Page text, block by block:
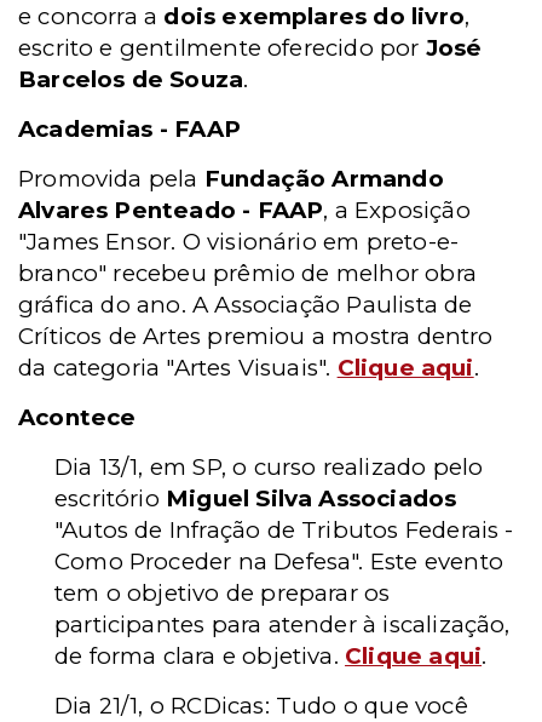
e concorra a dois exemplares do livro,
escrito e gentilmente oferecido por José
Barcelos de Souza.
Academias - FAAP
Promovida pela Fundação Armando
Alvares Penteado - FAAP, a Exposição
"James Ensor. O visionário em preto-e-
branco" recebeu prêmio de melhor obra
gráfica do ano. A Associação Paulista de
Críticos de Artes premiou a mostra dentro
da categoria "Artes Visuais". Clique aqui.
Acontece
Dia 13/1, em SP, o curso realizado pelo
escritório Miguel Silva Associados
"Autos de Infração de Tributos Federais -
Como Proceder na Defesa". Este evento
tem o objetivo de preparar os
participantes para atender à iscalização,
de forma clara e objetiva. Clique aqui.
Dia 21/1, o RCDicas: Tudo o que você